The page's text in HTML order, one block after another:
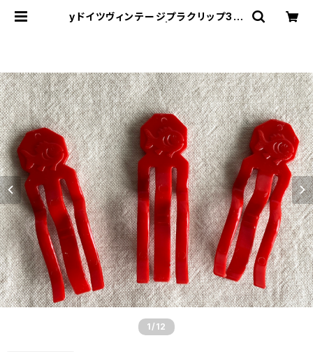
yドイツヴィンテージプラクリップ3個
1 /12